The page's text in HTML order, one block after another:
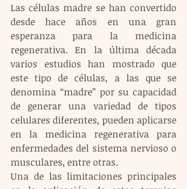
Las células madre se han convertido
desde hace años en una gran
esperanza para la medicina
regenerativa. En la última década
varios estudios han mostrado que
este tipo de células, a las que se
denomina “madre” por su capacidad
de generar una variedad de tipos
celulares diferentes, pueden aplicarse
en la medicina regenerativa para
enfermedades del sistema nervioso o
musculares, entre otras.
Una de las limitaciones principales